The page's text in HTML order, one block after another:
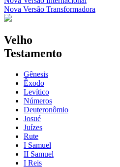
Nova Versão Transformadora
Velho
Testamento
Gênesis
Êxodo
Levítico
Números
Deuteronômio
Josué
Juízes
Rute
I Samuel
II Samuel
I Reis